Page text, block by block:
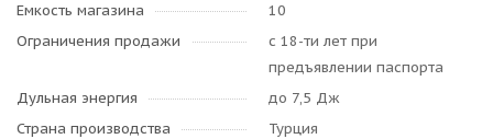
Емкость магазина
10
Ограничения продажи
с 18-ти лет при
предъявлении паспорта
Дульная энергия
до 7,5 Дж
Страна производства
Турция